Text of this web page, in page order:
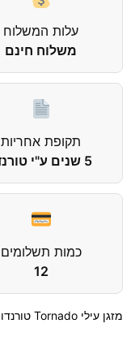
עלות המשלוח
משלוח חינם
תקופת אחריות
5 שנים ע"י טורנדו
כמות תשלומים
12
‏מזגן עילי Tornado טורנדו דגם 2021 דגם NEXT 22